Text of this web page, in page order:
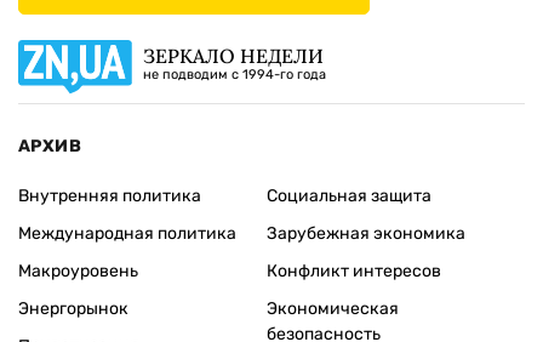
ЗЕРКАЛО НЕДЕЛИ
не подводим с 1994-го года
АРХИВ
Внутренняя политика
Международная политика
Макроуровень
Энергорынок
Социальная защита
Зарубежная экономика
Конфликт интересов
Экономическая
безопасность